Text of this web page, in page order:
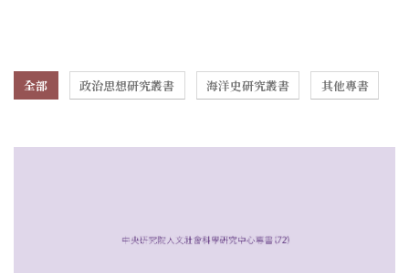
全部 政治思想研究叢書 海洋史研究叢書 其他專書